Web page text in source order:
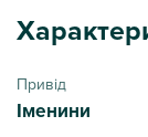
Привід
Іменини